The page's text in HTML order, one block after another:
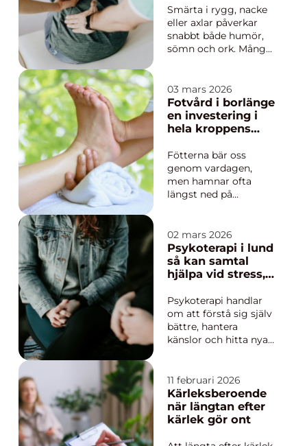
arbetar med att
undersöka orsaken
bakom s...
smärtlindring
Smärta i rygg, nacke
eller axlar påverkar
snabbt både humör,
sömn och ork. Många
och lite egen stretch
utan större resultat.
Då kan en Naprapat i
Kungälv vara
vardag präglad av
begränsningar...
03 mars 2026
Fotvård i borlänge
en investering i
hela kroppens
Fötterna bär oss
genom vardagen,
men hamnar ofta
längst ned på
söka hjälp tills
smärtan blir påtaglig
eller huden spricker.
Professionell fotvård
bara om att få fina
fötter inför
sommare...
02 mars 2026
Psykoterapi i lund
så kan samtal
hjälpa vid stress,
Psykoterapi handlar
om att förstå sig själv
bättre, hantera
känslor och hitta nya
längre fungerar. I en
stad som Lund, där
många lever ett
intensivt liv med
11 februari 2026
Kärleksberoende
när längtan efter
kärlek gör ont